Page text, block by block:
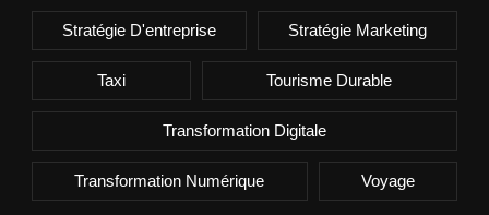
Stratégie D'entreprise Stratégie Marketing
Taxi Tourisme Durable
Transformation Digitale
Transformation Numérique Voyage